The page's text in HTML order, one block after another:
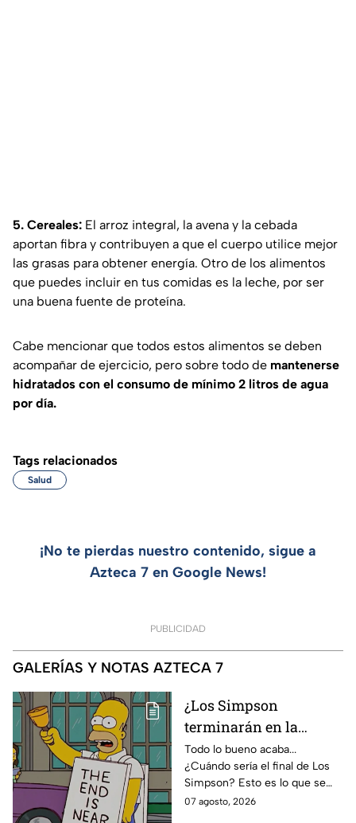
5. Cereales: El arroz integral, la avena y la cebada
aportan fibra y contribuyen a que el cuerpo utilice mejor
las grasas para obtener energía. Otro de los alimentos
que puedes incluir en tus comidas es la leche, por ser
una buena fuente de proteína.
Cabe mencionar que todos estos alimentos se deben
acompañar de ejercicio, pero sobre todo de mantenerse
hidratados con el consumo de mínimo 2 litros de agua
por día.
Tags relacionados
Salud
¡No te pierdas nuestro contenido, sigue a
Azteca 7 en Google News!
PUBLICIDAD
GALERÍAS Y NOTAS AZTECA 7
¿Los Simpson
terminarán en la
temporada 40? Actriz
de Bart Simpson da
IMPACTANTE
declaración
Todo lo bueno acaba...
¿Cuándo sería el final de Los
Simpson? Esto es lo que se
sabe:
07 agosto, 2026